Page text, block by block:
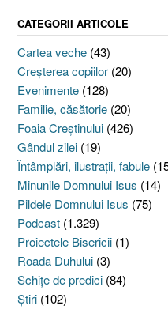
CATEGORII ARTICOLE
Cartea veche (43)
Creşterea copiilor (20)
Evenimente (128)
Familie, căsătorie (20)
Foaia Creştinului (426)
Gândul zilei (19)
Întâmplări, ilustraţii, fabule
Minunile Domnului Isus (14)
Pildele Domnului Isus (75)
Podcast (1.329)
Proiectele Bisericii (1)
Roada Duhului (3)
Schiţe de predici (84)
Ştiri (102)